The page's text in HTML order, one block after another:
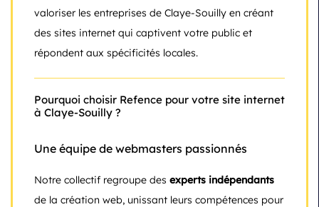
valoriser les entreprises de Claye-Souilly en créant
des sites internet qui captivent votre public et
répondent aux spécificités locales.
Pourquoi choisir Refence pour votre site internet
à Claye-Souilly ?
Une équipe de webmasters passionnés
Notre collectif regroupe des experts indépendants
de la création web, unissant leurs compétences pour